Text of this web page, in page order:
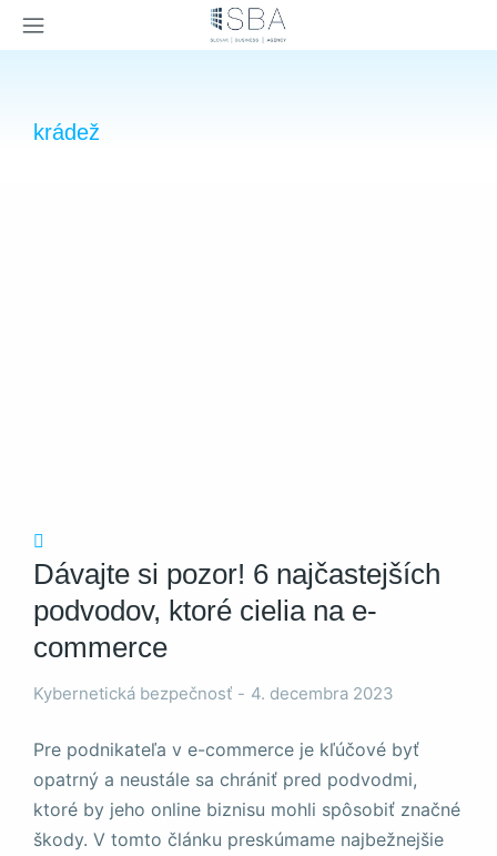
krádež
Dávajte si pozor! 6 najčastejších
podvodov, ktoré cielia na e-
commerce
Kybernetická bezpečnosť 4. decembra 2023
Pre podnikateľa v e-commerce je kľúčové byť
opatrný a neustále sa chrániť pred podvodmi,
ktoré by jeho online biznisu mohli spôsobiť značné
škody. V tomto článku preskúmame najbežnejšie
Nevyhnutné
cookie nie sú
potrebné pre
fungovanie
webovej
stránky.